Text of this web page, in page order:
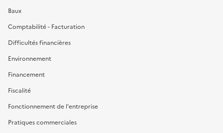
Baux
Comptabilité - Facturation
Difficultés financières
Environnement
Financement
Fiscalité
Fonctionnement de l'entreprise
Pratiques commerciales